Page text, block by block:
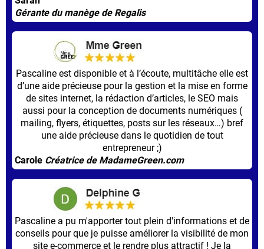
Gérante du manège de Regalis
Pascaline est disponible et à l’écoute, multitâche elle est
d’une aide précieuse pour la gestion et la mise en forme
de sites internet, la rédaction d’articles, le SEO mais
aussi pour la conception de documents numériques (
mailing, flyers, étiquettes, posts sur les réseaux…) bref
une aide précieuse dans le quotidien de tout
entrepreneur ;)
Carole Créatrice de MadameGreen.com
Pascaline a pu m'apporter tout plein d'informations et de
conseils pour que je puisse améliorer la visibilité de mon
site e-commerce et le rendre plus attractif ! Je la